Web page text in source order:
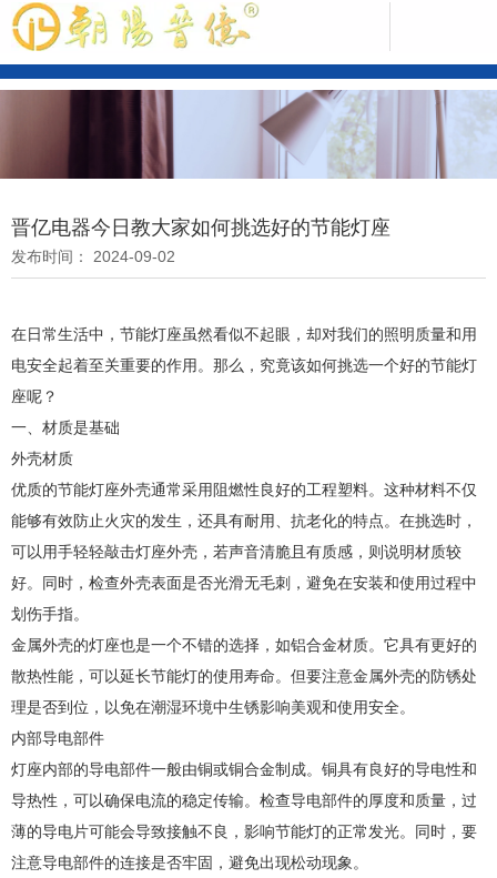
中文版
晋亿电器今日教大家如何挑选好的节能灯座
发布时间： 2024-09-02
在日常生活中，节能灯座虽然看似不起眼，却对我们的照明质量和用
电安全起着至关重要的作用。那么，究竟该如何挑选一个好的节能灯
座呢？
一、材质是基础
外壳材质
优质的节能灯座外壳通常采用阻燃性良好的工程塑料。这种材料不仅
能够有效防止火灾的发生，还具有耐用、抗老化的特点。在挑选时，
可以用手轻轻敲击灯座外壳，若声音清脆且有质感，则说明材质较
好。同时，检查外壳表面是否光滑无毛刺，避免在安装和使用过程中
划伤手指。
金属外壳的灯座也是一个不错的选择，如铝合金材质。它具有更好的
散热性能，可以延长节能灯的使用寿命。但要注意金属外壳的防锈处
理是否到位，以免在潮湿环境中生锈影响美观和使用安全。
内部导电部件
灯座内部的导电部件一般由铜或铜合金制成。铜具有良好的导电性和
导热性，可以确保电流的稳定传输。检查导电部件的厚度和质量，过
薄的导电片可能会导致接触不良，影响节能灯的正常发光。同时，要
注意导电部件的连接是否牢固，避免出现松动现象。